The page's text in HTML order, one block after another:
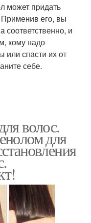
может придать
его, вы
соответственно, и
кому надо
или спасти их от
себе.
волос.
для